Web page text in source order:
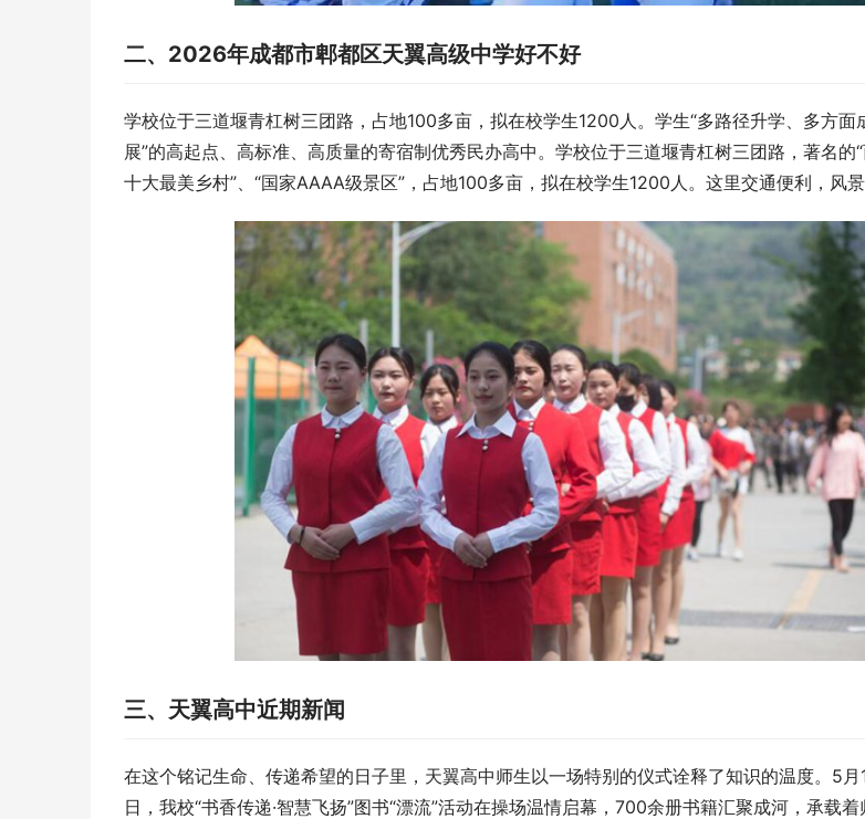
二、2026年成都市郫都区天翼高级中学好不好
学校位于三道堰青杠树三团路，占地100多亩，拟在校学生1200人。学生“多路径升学、多方面
展”的高起点、高标准、高质量的寄宿制优秀民办高中。学校位于三道堰青杠树三团路，著名的“
十大最美乡村”、“国家AAAA级景区”，占地100多亩，拟在校学生1200人。这里交通便利，风景
三、天翼高中近期新闻
在这个铭记生命、传递希望的日子里，天翼高中师生以一场特别的仪式诠释了知识的温度。5
日，我校“书香传递·智慧飞扬”图书“漂流”活动在操场温情启幕，700余册书籍汇聚成河，承载